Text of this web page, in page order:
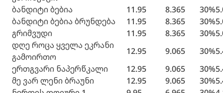
ბანდიტი ბებია
11.95 8.365 30%
ბანდიტი ბებია ბრუნდება
11.95 8.365 30%
გრიმვუდი
11.95 8.365 30%
დღე როცა ყველა ეკრანი
გამოირთო
12.95 9.065 30%
ერთგვარი ნაპერწკალი
12.95 9.065 30%
მე ვარ ლენი ბრაუნი
12.95 9.065 30%